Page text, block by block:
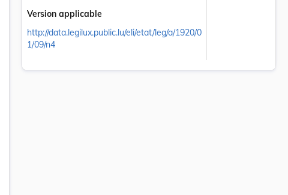
Version applicable
http://data.legilux.public.lu/eli/etat/leg/a/1920/0
1/09/n4